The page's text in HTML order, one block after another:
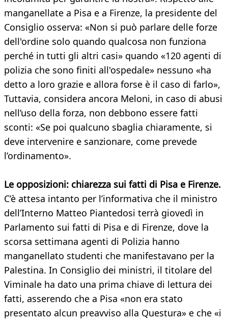
manganellate a Pisa e a Firenze, la presidente del
Consiglio osserva: «Non si può parlare delle forze
dell'ordine solo quando qualcosa non funziona
perché in tutti gli altri casi» quando «120 agenti di
polizia che sono finiti all'ospedale» nessuno «ha
detto a loro grazie e allora forse è il caso di farlo»,
Tuttavia, considera ancora Meloni, in caso di abusi
nell’uso della forza, non debbono essere fatti
sconti: «Se poi qualcuno sbaglia chiaramente, si
deve intervenire e sanzionare, come prevede
l’ordinamento».
Le opposizioni: chiarezza sui fatti di Pisa e Firenze.
C’è attesa intanto per l’informativa che il ministro
dell’Interno Matteo Piantedosi terrà giovedì in
Parlamento sui fatti di Pisa e di Firenze, dove la
scorsa settimana agenti di Polizia hanno
manganellato studenti che manifestavano per la
Palestina. In Consiglio dei ministri, il titolare del
Viminale ha dato una prima chiave di lettura dei
fatti, asserendo che a Pisa «non era stato
presentato alcun preavviso alla Questura» e che «i